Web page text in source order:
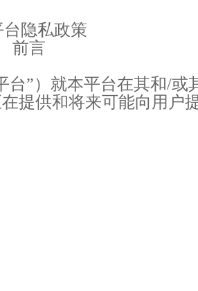
台隐私政策
前言
”）就本平台在其和/
提供和将来可能向用户